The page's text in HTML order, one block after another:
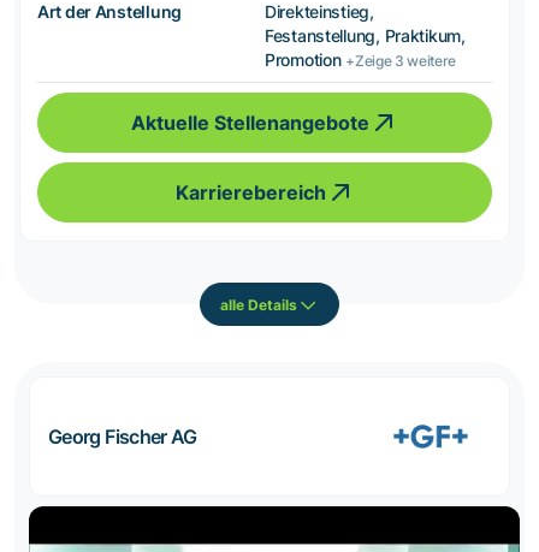
Art der Anstellung
Direkteinstieg,
Festanstellung, Praktikum,
Promotion +Zeige 3 weitere
Aktuelle Stellenangebote
Karrierebereich
alle Details
Georg Fischer AG